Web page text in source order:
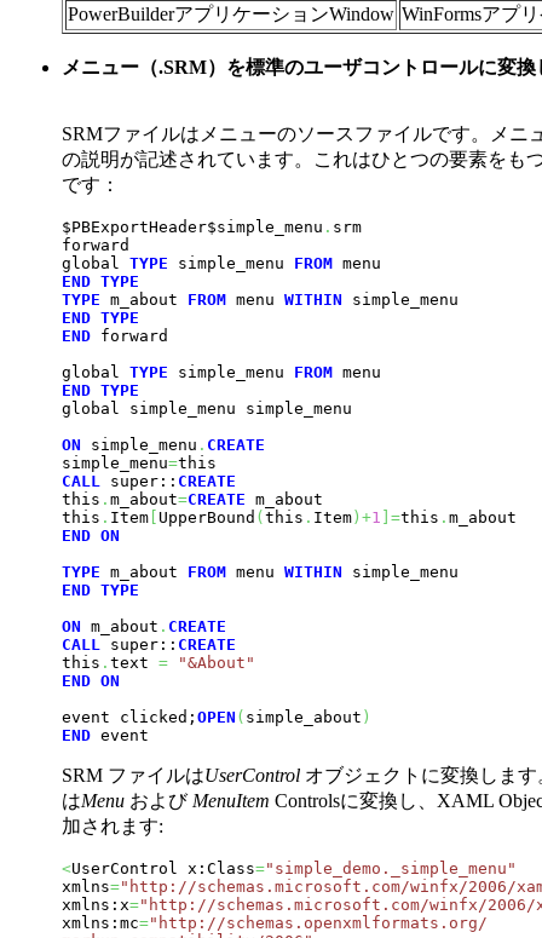
PowerBuilderアプリケーションWindow WinFormsアプ
メニュー（.SRM）を標準のユーザコントロールに変換
SRMファイルはメニューのソースファイルです。メニ
の説明が記述されています。これはひとつの要素をも
です：
$PBExportHeader$simple_menu . srm
forward
global TYPE simple_menu FROM
END TYPE
TYPE m_about FROM menu WITHIN
END TYPE
END forward
global TYPE simple_menu FROM
END TYPE
global simple_menu simple_menu
ON simple_menu . CREATE
simple_menu=
CALL super:: CREATE
this . m_about=CREATE m_about
this . Item UpperBound ( this . Item ) +1 =this .
END ON
TYPE m_about FROM menu WITHIN
END TYPE
ON m_about . CREATE
CALL super:: CREATE
this . text =
"&About"
END ON
event clicked; OPEN ( simple_about )
END event
SRM ファイルはUserControl オブジェクトに変換しま
はMenu および MenuItem Controlsに変換し、XAML
加されます:
<UserControl x:Class="simple_demo._simple_menu"
xmlns="http://schemas.microsoft.com/winfx/2006/
xmlns:x="http://schemas.microsoft.com/winfx/2006/
xmlns:mc="http://schemas.openxmlformats.org/